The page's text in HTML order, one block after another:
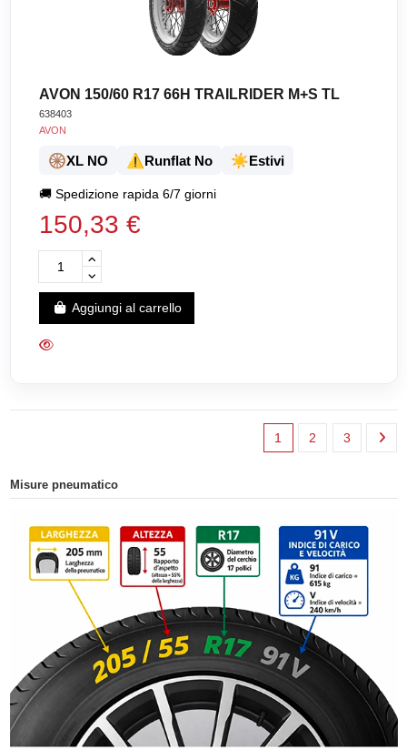
AVON 150/60 R17 66H TRAILRIDER M+S TL
638403
AVON
🛞XL NO ⚠️Runflat No ☀️Estivi
🚚Spedizione rapida 6/7 giorni
150,33 €
Aggiungi al carrello
1 2 3
Misure pneumatico